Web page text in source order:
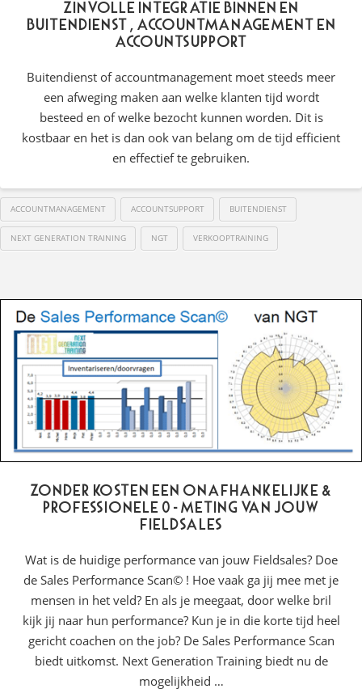
Zinvolle integratie binnen en
buitendienst, accountmanagement en
accountsupport
Buitendienst of accountmanagement moet steeds meer
een afweging maken aan welke klanten tijd wordt
besteed en of welke bezocht kunnen worden. Dit is
kostbaar en het is dan ook van belang om de tijd efficient
en effectief te gebruiken.
ACCOUNTMANAGEMENT ACCOUNTSUPPORT BUITENDIENST
NEXT GENERATION TRAINING NGT VERKOOPTRAINING
Zonder kosten een onafhankelijke &
professionele 0-meting van jouw
Fieldsales
Wat is de huidige performance van jouw Fieldsales? Doe
de Sales Performance Scan© ! Hoe vaak ga jij mee met je
mensen in het veld? En als je meegaat, door welke bril
kijk jij naar hun performance? Kun je in die korte tijd heel
gericht coachen on the job? De Sales Performance Scan
biedt uitkomst. Next Generation Training biedt nu de
mogelijkheid …